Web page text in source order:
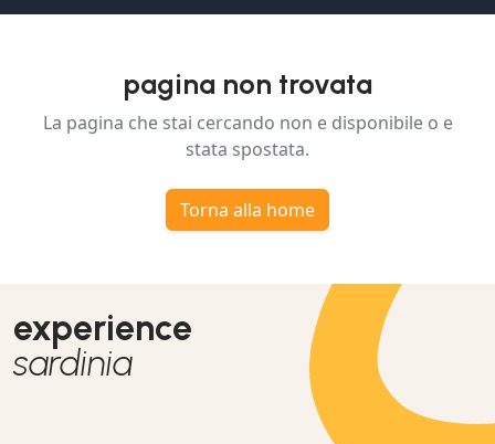
pagina non trovata
La pagina che stai cercando non e disponibile o e
stata spostata.
Torna alla home
experience
sardinia